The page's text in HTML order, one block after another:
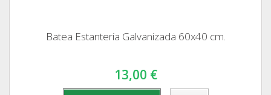
Batea Estanteria Galvanizada 60x40 cm.
13,00 €